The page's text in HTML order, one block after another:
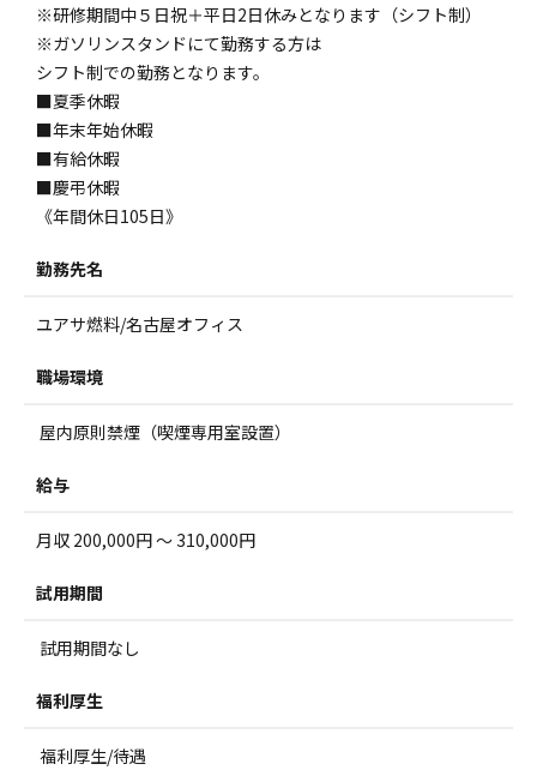
※研修期間中５日祝＋平日2日休みとなります（シフト制）
※ガソリンスタンドにて勤務する方は
シフト制での勤務となります。
■夏季休暇
■年末年始休暇
■有給休暇
■慶弔休暇
《年間休日105日》
勤務先名
ユアサ燃料/名古屋オフィス
職場環境
屋内原則禁煙（喫煙専用室設置）
給与
月収 200,000円 ～ 310,000円
試用期間
試用期間なし
福利厚生
福利厚生/待遇